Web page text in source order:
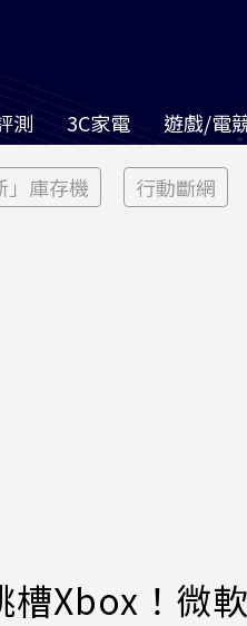
測 3C家電 遊戲/電
」庫存機 行動斷網
Xbox！微